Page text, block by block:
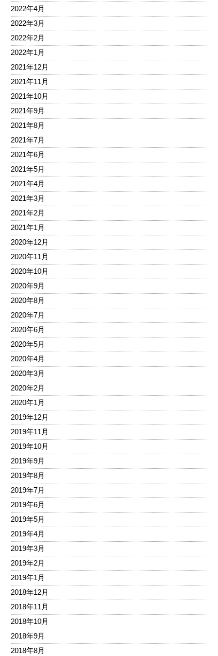
2022年4月
2022年3月
2022年2月
2022年1月
2021年12月
2021年11月
2021年10月
2021年9月
2021年8月
2021年7月
2021年6月
2021年5月
2021年4月
2021年3月
2021年2月
2021年1月
2020年12月
2020年11月
2020年10月
2020年9月
2020年8月
2020年7月
2020年6月
2020年5月
2020年4月
2020年3月
2020年2月
2020年1月
2019年12月
2019年11月
2019年10月
2019年9月
2019年8月
2019年7月
2019年6月
2019年5月
2019年4月
2019年3月
2019年2月
2019年1月
2018年12月
2018年11月
2018年10月
2018年9月
2018年8月